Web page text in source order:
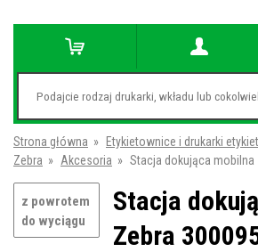
Strona główna » Etykietownice i drukarki etykiet
Zebra » Akcesoria » Stacja dokująca mobilna
z powrotem
do wyciągu
Stacja
Zebra